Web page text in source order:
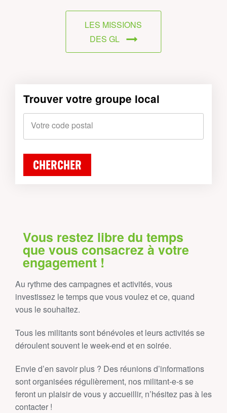
LES MISSIONS
DES GL
Trouver votre groupe local
Votre code postal
CHERCHER
Vous restez libre du temps
que vous consacrez à votre
engagement !
Au rythme des campagnes et activités, vous
investissez le temps que vous voulez et ce, quand
vous le souhaitez.
Tous les militants sont bénévoles et leurs activités se
déroulent souvent le week-end et en soirée.
Envie d’en savoir plus ? Des réunions d’informations
sont organisées régulièrement, nos militant‑e‑s se
feront un plaisir de vous y accueillir, n’hésitez pas à les
contacter !